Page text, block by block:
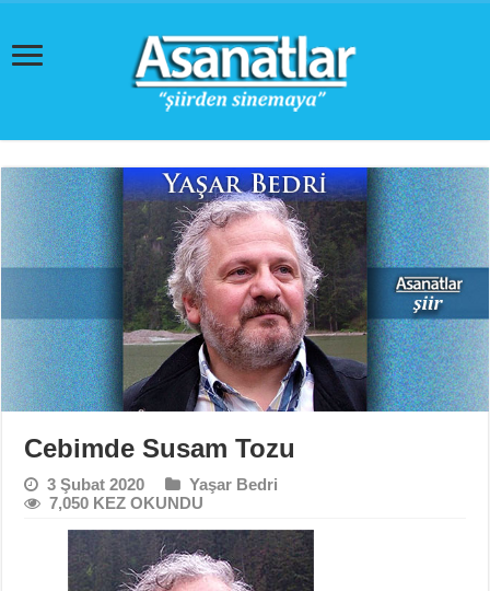
Cebimde Susam Tozu
3 Şubat 2020
Yaşar Bedri
7,050 KEZ OKUNDU